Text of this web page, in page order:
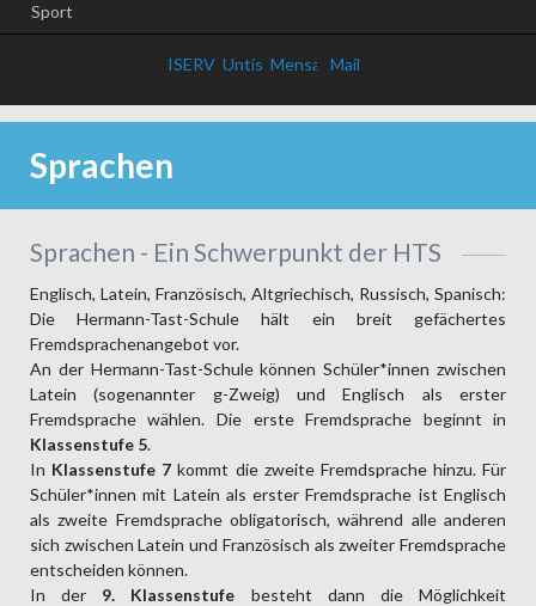
Sport
ISERV Untis Mensa Mail
Sprachen
Sprachen - Ein Schwerpunkt der HTS
Englisch, Latein, Französisch, Altgriechisch, Russisch, Spanisch:
Die Hermann-Tast-Schule hält ein breit gefächertes
Fremdsprachenangebot vor.
An der Hermann-Tast-Schule können Schüler*innen zwischen
Latein (sogenannter g-Zweig) und Englisch als erster
Fremdsprache wählen. Die erste Fremdsprache beginnt in
Klassenstufe 5.
In Klassenstufe 7 kommt die zweite Fremdsprache hinzu. Für
Schüler*innen mit Latein als erster Fremdsprache ist Englisch
als zweite Fremdsprache obligatorisch, während alle anderen
sich zwischen Latein und Französisch als zweiter Fremdsprache
entscheiden können.
In der 9. Klassenstufe besteht dann die Möglichkeit